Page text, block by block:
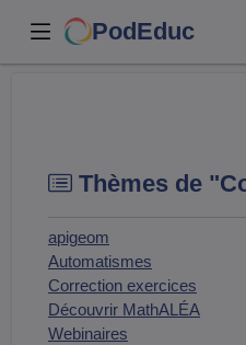
PodEduc
Thèmes de
apigeom
Automatismes
Correction exercices
Découvrir MathALÉA
Webinaires